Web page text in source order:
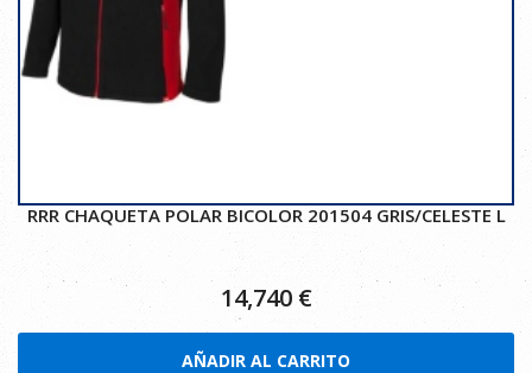
RRR CHAQUETA POLAR BICOLOR 201504 GRIS/CELESTE L
14,740 €
AÑADIR AL CARRITO